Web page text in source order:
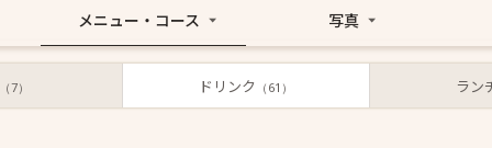
メニュー・コース
（7） ドリンク （61） ラン
写真
更新日 : 2026/07/10